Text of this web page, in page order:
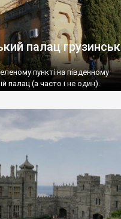
палац
пункті на південному
палац (а часто і не один).